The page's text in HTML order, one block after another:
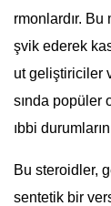
rmonlardır.
şvik ederek
ut geliştiriciler
sında popüler
ıbbi
Bu steroidler,
sentetik bir